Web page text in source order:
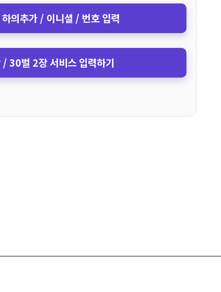
의추가 / 이니셜 / 번호 입력
30벌 2장 서비스 입력하기